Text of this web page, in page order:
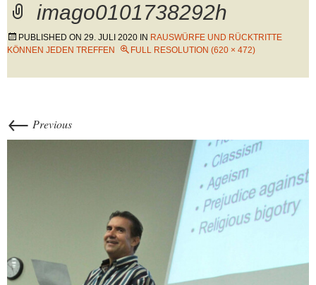
imago0101738292h
PUBLISHED ON 29. JULI 2020 IN RAUSWÜRFE UND RÜCKTRITTE
KÖNNEN JEDEN TREFFEN
FULL RESOLUTION (620 × 472)
← Previous